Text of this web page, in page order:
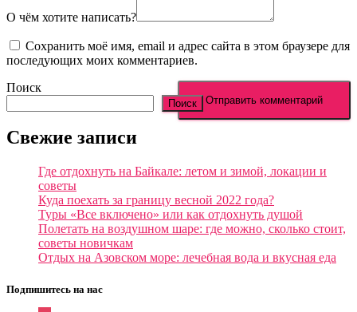
О чём хотите написать?
Сохранить моё имя, email и адрес сайта в этом браузере для
последующих моих комментариев.
Поиск
Поиск
Свежие записи
Где отдохнуть на Байкале: летом и зимой, локации и
советы
Куда поехать за границу весной 2022 года?
Туры «Все включено» или как отдохнуть душой
Полетать на воздушном шаре: где можно, сколько стоит,
советы новичкам
Отдых на Азовском море: лечебная вода и вкусная еда
Подпишитесь на нас